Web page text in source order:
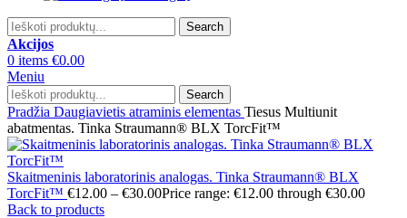
Search
Akcijos
0 items €0.00
Meniu
Search
Pradžia Daugiavietis atraminis elementas Tiesus Multiunit
abatmentas. Tinka Straumann® BLX TorcFit™
Skaitmeninis laboratorinis analogas. Tinka Straumann® BLX
TorcFit™ €12.00 – €30.00Price range: €12.00 through €30.00
Back to products